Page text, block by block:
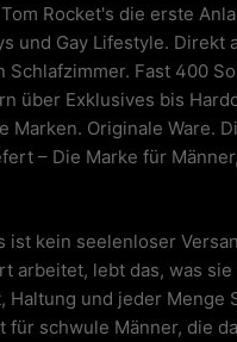
Rocket's die erste
und Gay Lifestyle. Direkt
Schlafzimmer. Fast 400
über Exklusives bis
Marken. Originale Ware.
– Die Marke für
ist kein seelenloser
arbeitet, lebt das, was
Haltung und jeder Menge
für schwule Männer, die